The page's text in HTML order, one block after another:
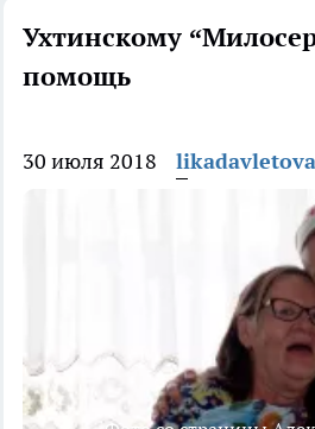
Ухтинскому
помощь
30 июля 2018 likadavletova